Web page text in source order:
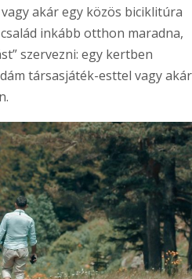
akár egy közös biciklitúra
inkább otthon maradna,
szervezni: egy kertben
társasjáték-esttel vagy akár